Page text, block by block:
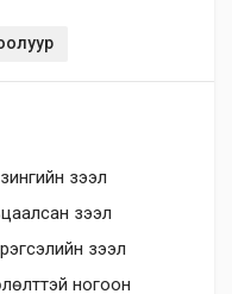
зээл
зээл
зээл
ногоон